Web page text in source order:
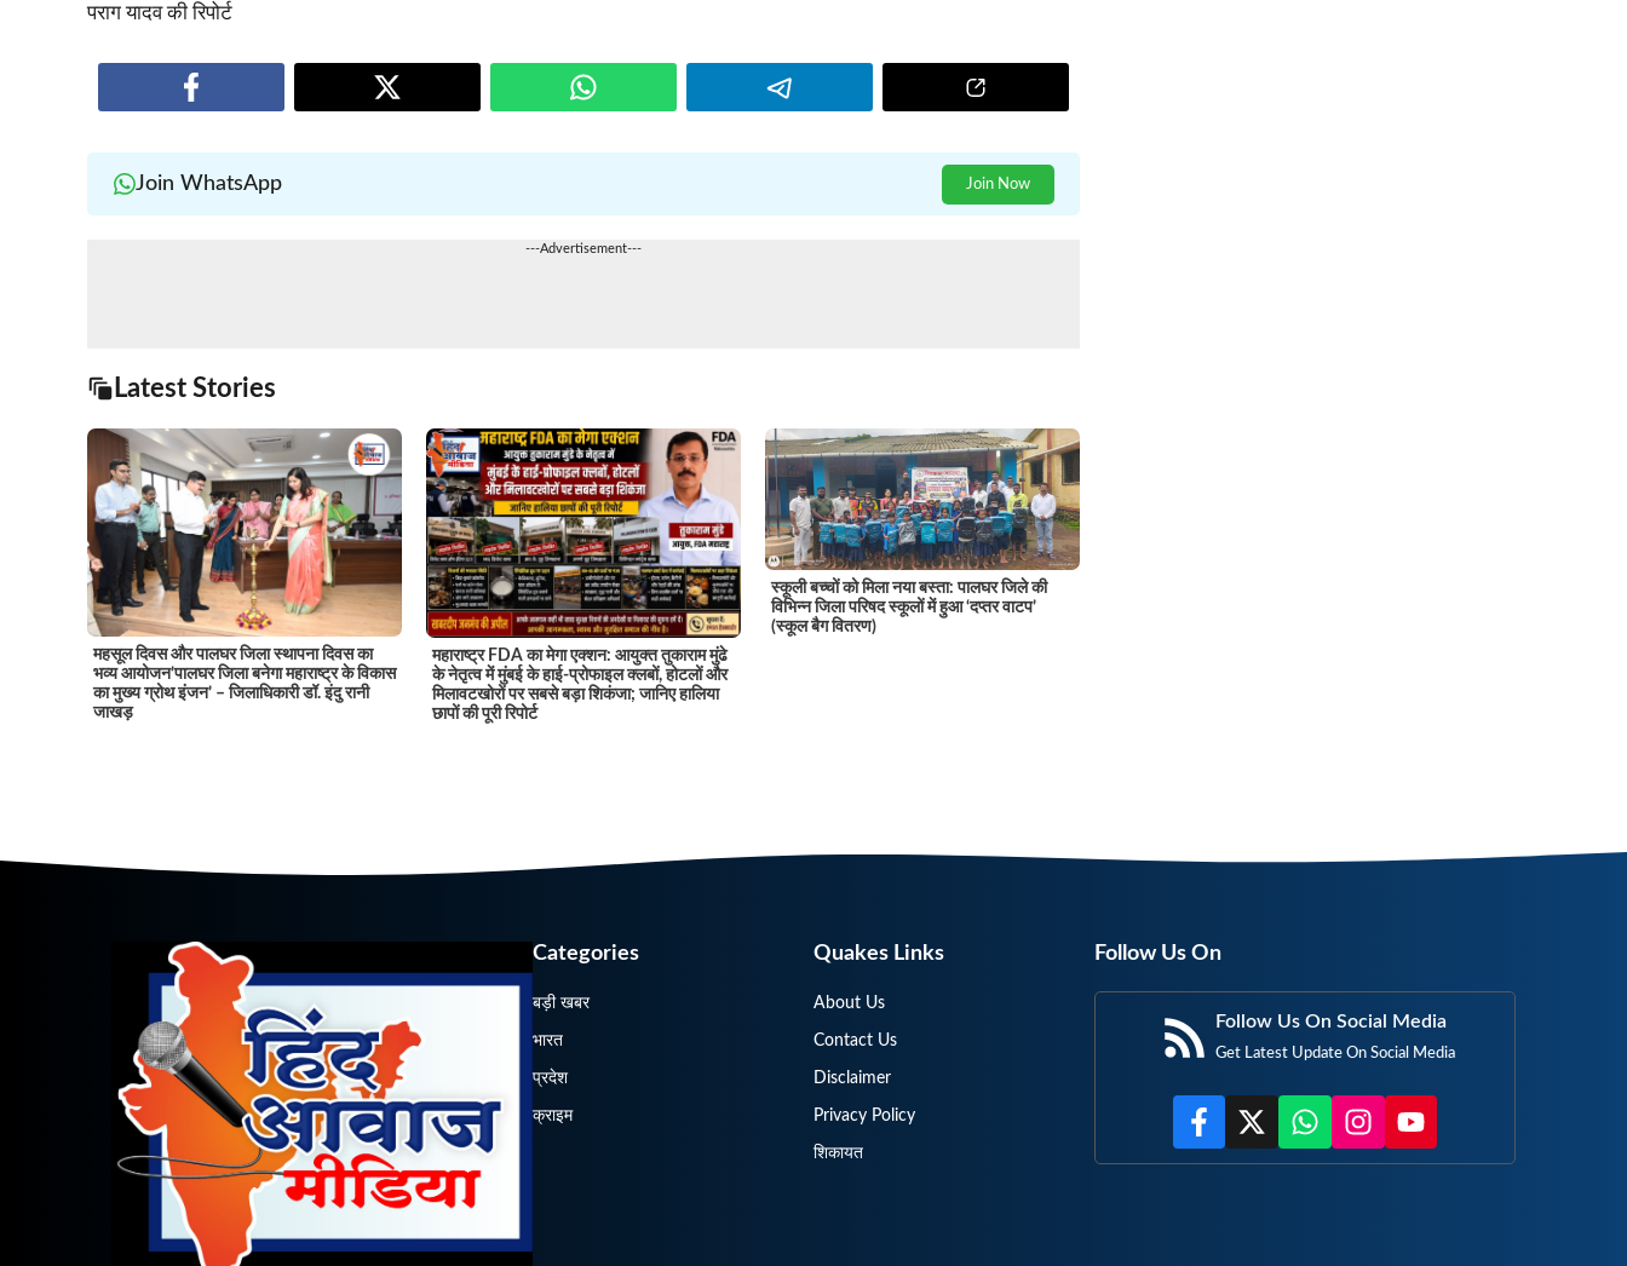
पराग यादव की रिपोर्ट
Join WhatsApp Join Now
---Advertisement---
Latest Stories
महसूल दिवस और पालघर जिला स्थापना दिवस का
भव्य आयोजन’पालघर जिला बनेगा महाराष्ट्र के विकास
का मुख्य ग्रोथ इंजन’ – जिलाधिकारी डॉ. इंदु रानी
जाखड़
महाराष्ट्र FDA का मेगा एक्शन: आयुक्त तुकाराम मुंढे
के नेतृत्व में मुंबई के हाई-प्रोफाइल क्लबों, होटलों और
मिलावटखोरों पर सबसे बड़ा शिकंजा; जानिए हालिया
छापों की पूरी रिपोर्ट
स्कूली बच्चों को मिला नया बस्ता: पालघर जिले की
विभिन्न जिला परिषद स्कूलों में हुआ ‘दप्तर वाटप’
(स्कूल बैग वितरण)
Categories
बड़ी खबर
भारत
प्रदेश
क्राइम
Quakes Links
About Us
Contact Us
Disclaimer
Privacy Policy
शिकायत
Follow Us On
Follow Us On Social Media
Get Latest Update On Social Media